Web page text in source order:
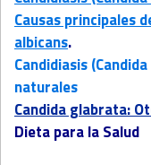
Causas principales
albicans.
Candidiasis
naturales
Candida glabrata:
Dieta para la Salud